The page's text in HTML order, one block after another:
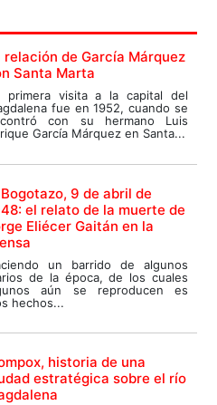
relación de García Márquez
Santa Marta
primera visita a la capital del
fue en 1952, cuando se
con su hermano Luis
García Márquez en Santa...
Bogotazo, 9 de abril de
el relato de la muerte de
Eliécer Gaitán en la
un barrido de algunos
de la época, de los cuales
aún se reproducen es
hechos...
historia de una
estratégica sobre el río